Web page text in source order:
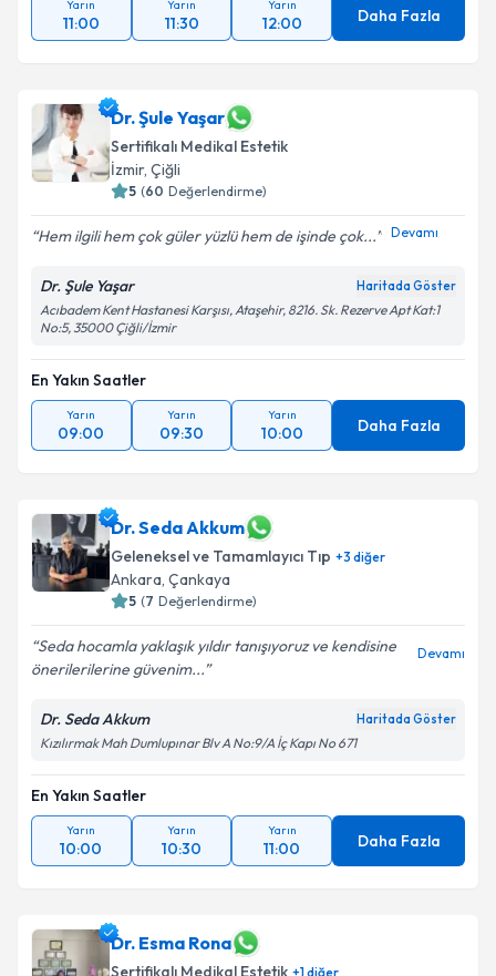
Yarın
11:00
Yarın
11:30
Yarın
12:00 Daha Fazla
Dr. Şule Yaşar
Sertifikalı Medikal Estetik
İzmir, Çiğli
5 (60 Değerlendirme)
Hem ilgili hem çok güler yüzlü hem de işinde çok... Devamı
Dr. Şule Yaşar Haritada Göster
Acıbadem Kent Hastanesi Karşısı, Ataşehir, 8216. Sk. Rezerve Apt Kat:1
No:5, 35000 Çiğli/İzmir
En Yakın Saatler
Yarın
09:00
Yarın
09:30
Yarın
10:00 Daha Fazla
Dr. Seda Akkum
Geleneksel ve Tamamlayıcı Tıp +3 diğer
Ankara, Çankaya
5 (7 Değerlendirme)
Seda hocamla yaklaşık yıldır tanışıyoruz ve kendisine
önerilerilerine güvenim...
Devamı
Dr. Seda Akkum Haritada Göster
Kızılırmak Mah Dumlupınar Blv A No:9/A İç Kapı No 671
En Yakın Saatler
Yarın
10:00
Yarın
10:30
Yarın
11:00 Daha Fazla
Dr. Esma Rona
Sertifikalı Medikal Estetik +1diğer